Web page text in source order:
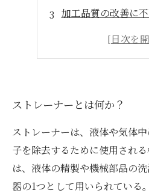
加工品質の改善に
使用する際の注意点
ストレーナーとは何か？
ストレーナーは、液体や気体
子を除去するために使用され
は、液体の精製や機械部品の
器の1つとして用いられている